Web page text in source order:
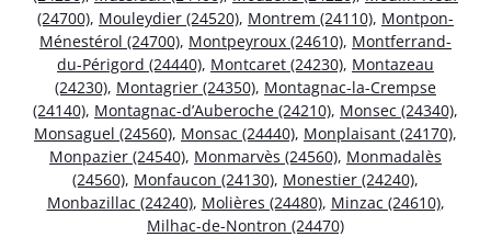
(24700), Mouleydier (24520), Montrem (24110), Montpon-
Ménestérol (24700), Montpeyroux (24610), Montferrand-
du-Périgord (24440), Montcaret (24230), Montazeau
(24230), Montagrier (24350), Montagnac-la-Crempse
(24140), Montagnac-d’Auberoche (24210), Monsec (24340),
Monsaguel (24560), Monsac (24440), Monplaisant (24170),
Monpazier (24540), Monmarvès (24560), Monmadalès
(24560), Monfaucon (24130), Monestier (24240),
Monbazillac (24240), Molières (24480), Minzac (24610),
Milhac-de-Nontron (24470)